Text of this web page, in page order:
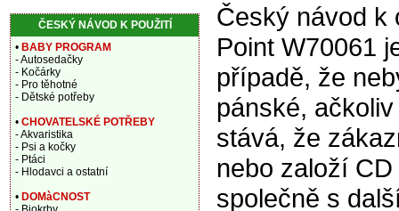
Český návod k
Point W70061
případě, že
pánské,
stává, že
nebo založí
společně s
ČESKÝ NÁVOD K POUŽITÍ
• BABY PROGRAM
- Autosedačky
- Kočárky
- Pro těhotné
- Dětské potřeby
• CHOVATELSKÉ POTŘEBY
- Akvaristika
- Psi a kočky
- Ptáci
- Hlodavci a ostatní
• DOMàCNOST